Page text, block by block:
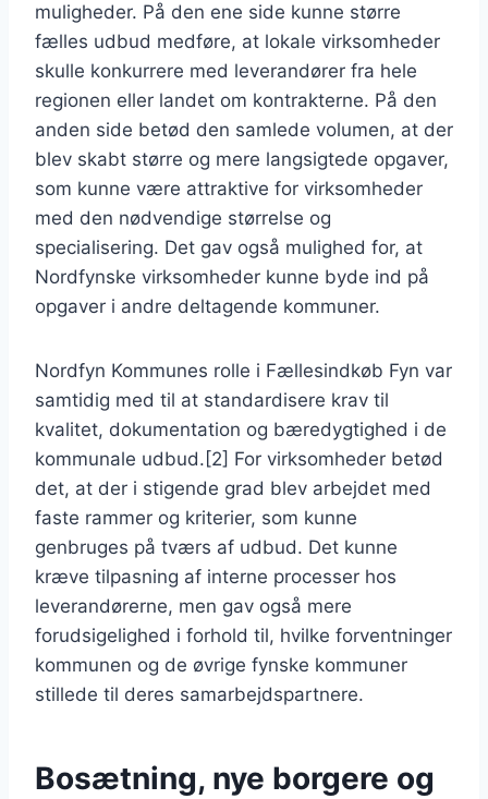
muligheder. På den ene side kunne større
fælles udbud medføre, at lokale virksomheder
skulle konkurrere med leverandører fra hele
regionen eller landet om kontrakterne. På den
anden side betød den samlede volumen, at der
blev skabt større og mere langsigtede opgaver,
som kunne være attraktive for virksomheder
med den nødvendige størrelse og
specialisering. Det gav også mulighed for, at
Nordfynske virksomheder kunne byde ind på
opgaver i andre deltagende kommuner.
Nordfyn Kommunes rolle i Fællesindkøb Fyn var
samtidig med til at standardisere krav til
kvalitet, dokumentation og bæredygtighed i de
kommunale udbud.[2] For virksomheder betød
det, at der i stigende grad blev arbejdet med
faste rammer og kriterier, som kunne
genbruges på tværs af udbud. Det kunne
kræve tilpasning af interne processer hos
leverandørerne, men gav også mere
forudsigelighed i forhold til, hvilke forventninger
kommunen og de øvrige fynske kommuner
stillede til deres samarbejdspartnere.
Bosætning, nye borgere og